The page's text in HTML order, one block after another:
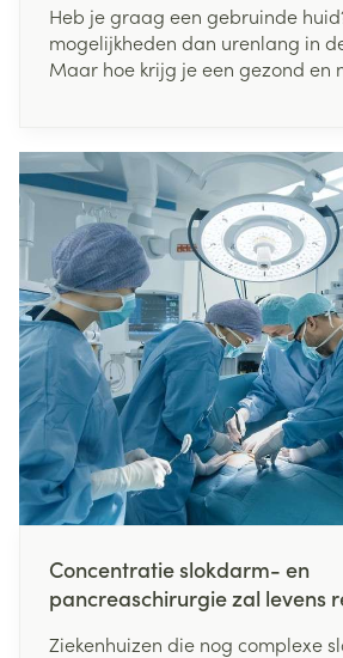
Heb je graag een gebruinde
mogelijkheden dan urenlang in
Maar hoe krijg je een gezond en
Concentratie slokdarm- en
pancreaschirurgie zal levens
Ziekenhuizen die nog complexe